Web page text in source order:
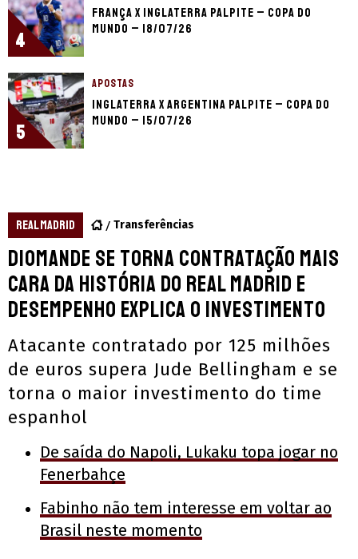
4
França x Inglaterra palpite – Copa do
Mundo – 18/07/26
5
APOSTAS
Inglaterra x Argentina palpite – Copa do
Mundo – 15/07/26
REAL MADRID Transferências
Diomande se torna contratação mais
cara da história do Real Madrid e
desempenho explica o investimento
Atacante contratado por 125 milhões
de euros supera Jude Bellingham e se
torna o maior investimento do time
espanhol
De saída do Napoli, Lukaku topa jogar no
Fenerbahçe
Fabinho não tem interesse em voltar ao
Brasil neste momento